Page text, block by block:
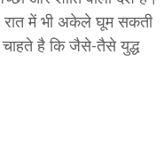
रात में भी अकेले घूम सकती
है कि जैसे-तैसे युद्ध